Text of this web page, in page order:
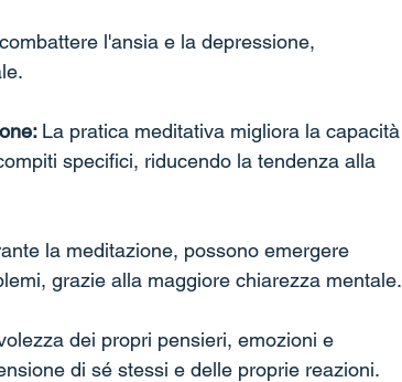
l'ansia e la depressione,
La pratica meditativa migliora la capacità
specifici, riducendo la tendenza alla
la meditazione, possono emergere
grazie alla maggiore chiarezza mentale.
dei propri pensieri, emozioni e
di sé stessi e delle proprie reazioni.